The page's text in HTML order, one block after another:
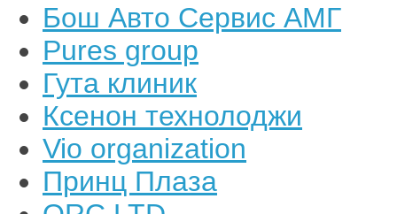
Бош Авто Сервис АМГ
Pures group
Гута клиник
Ксенон технолоджи
Vio organization
Принц Плаза